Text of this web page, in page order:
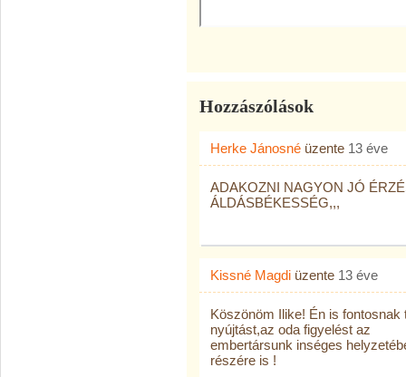
Hozzászólások
Herke Jánosné üzente 13 éve
ADAKOZNI NAGYON JÓ
ÁLDÁSBÉKESSÉG,,,
Kissné Magdi üzente 13 éve
Köszönöm Ilike! Én is
nyújtást,az oda figyelést az
embertársunk inséges
részére is !